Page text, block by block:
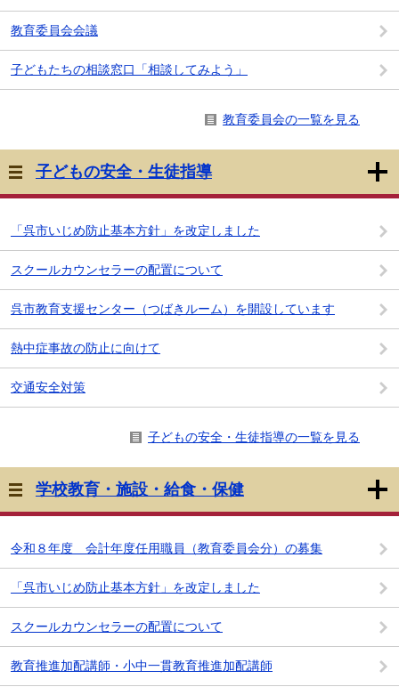
教育委員会会議
子どもたちの相談窓口「相談してみよう」
教育委員会の一覧を見る
子どもの安全・生徒指導
「呉市いじめ防止基本方針」を改定しました
スクールカウンセラーの配置について
呉市教育支援センター（つばきルーム）を開設しています
熱中症事故の防止に向けて
交通安全対策
子どもの安全・生徒指導の一覧を見る
学校教育・施設・給食・保健
令和８年度 会計年度任用職員（教育委員会分）の募集
「呉市いじめ防止基本方針」を改定しました
スクールカウンセラーの配置について
教育推進加配講師・小中一貫教育推進加配講師